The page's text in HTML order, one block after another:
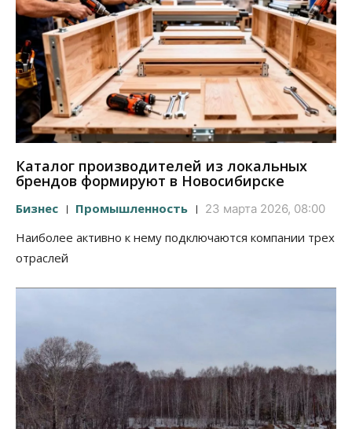
Каталог производителей из локальных
брендов формируют в Новосибирске
Бизнес Промышленность 23 марта 2026, 08:00
Наиболее активно к нему подключаются компании трех
отраслей